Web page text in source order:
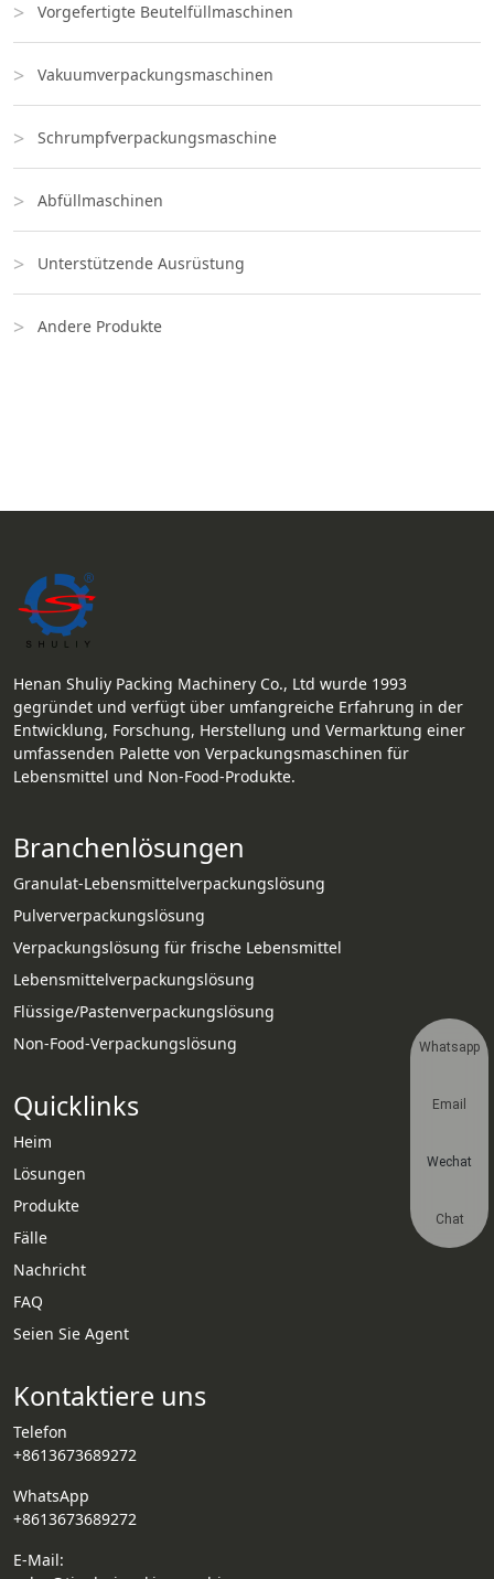
Vorgefertigte Beutelfüllmaschinen
Vakuumverpackungsmaschinen
Schrumpfverpackungsmaschine
Abfüllmaschinen
Unterstützende Ausrüstung
Andere Produkte
Henan Shuliy Packing Machinery Co., Ltd wurde 1993
gegründet und verfügt über umfangreiche Erfahrung in der
Entwicklung, Forschung, Herstellung und Vermarktung einer
umfassenden Palette von Verpackungsmaschinen für
Lebensmittel und Non-Food-Produkte.
Branchenlösungen
Granulat-Lebensmittelverpackungslösung
Pulververpackungslösung
Verpackungslösung für frische Lebensmittel
Lebensmittelverpackungslösung
Flüssige/Pastenverpackungslösung
Non-Food-Verpackungslösung
Quicklinks
Heim
Lösungen
Produkte
Fälle
Nachricht
FAQ
Seien Sie Agent
Kontaktiere uns
Telefon
+8613673689272
WhatsApp
+8613673689272
E-Mail:
Whatsapp
Email
Wechat
Chat